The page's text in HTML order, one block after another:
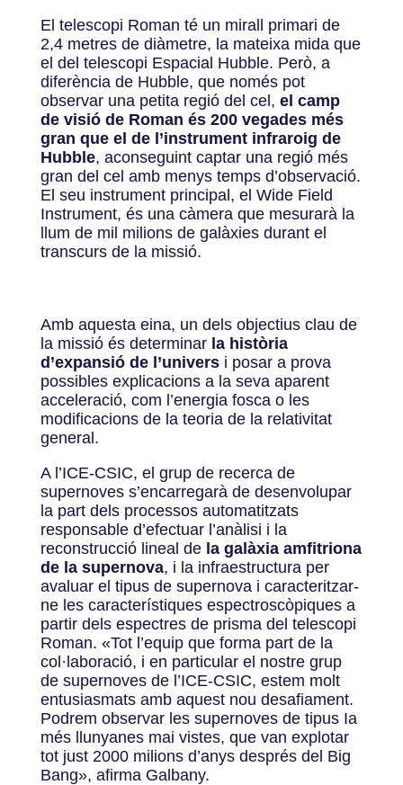
El telescopi Roman té un mirall primari de
2,4 metres de diàmetre, la mateixa mida que
el del telescopi Espacial Hubble. Però, a
diferència de Hubble, que només pot
observar una petita regió del cel, el camp
de visió de Roman és 200 vegades més
gran que el de l’instrument infraroig de
Hubble, aconseguint captar una regió més
gran del cel amb menys temps d’observació.
El seu instrument principal, el Wide Field
Instrument, és una càmera que mesurarà la
llum de mil milions de galàxies durant el
transcurs de la missió.
Amb aquesta eina, un dels objectius clau de
la missió és determinar la història
d’expansió de l’universi posar a prova
possibles explicacions a la seva aparent
acceleració, com l’energia fosca o les
modificacions de la teoria de la relativitat
general.
A l’ICE-CSIC, el grup de recerca de
supernoves s’encarregarà de desenvolupar
la part dels processos automatitzats
responsable d’efectuar l’anàlisi i la
reconstrucció lineal de la galàxia amfitriona
de la supernova, i la infraestructura per
avaluar el tipus de supernova i caracteritzar-
ne les característiques espectroscòpiques a
partir dels espectres de prisma del telescopi
Roman. «Tot l’equip que forma part de la
col·laboració, i en particular el nostre grup
de supernoves de l’ICE-CSIC, estem molt
entusiasmats amb aquest nou desafiament.
Podrem observar les supernoves de tipus Ia
més llunyanes mai vistes, que van explotar
tot just 2000 milions d’anys després del Big
Bang», afirma Galbany.